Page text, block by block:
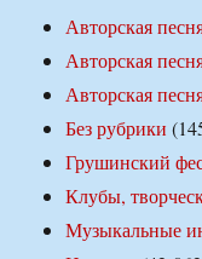
Авторская
Авторская
Авторская
Без рубрики
Грушинский
Клубы,
Музыкальные